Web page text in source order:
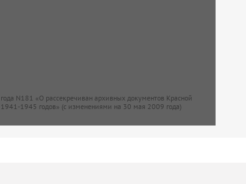
N181 «О рассекречиван архивных документов Красной
1945 годов» (с изменениями на 30 мая 2009 года)